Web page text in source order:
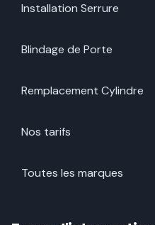
Installation Serrure
Blindage de Porte
Remplacement Cylindre
Nos tarifs
Toutes les marques